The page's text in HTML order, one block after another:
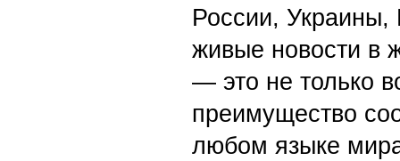
России,
живые новости в
— это не только
преимущество
любом языке